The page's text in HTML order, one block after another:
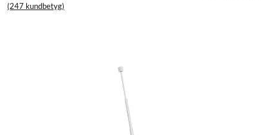
(247 kundbetyg)